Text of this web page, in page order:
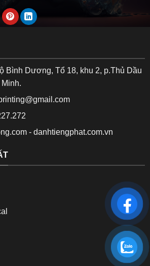
Bình Dương, Tổ 18, khu 2, p.Thủ Dầu
- danhtiengphat.com.vn